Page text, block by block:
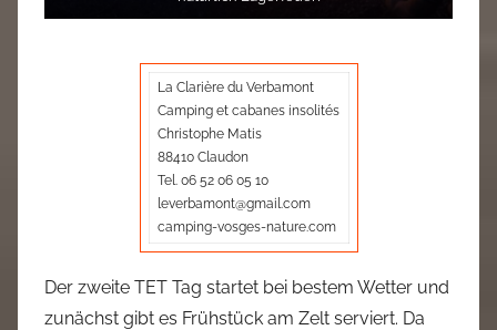
La Clarière du Verbamont
Camping et cabanes insolités
Christophe Matis
88410 Claudon
Tel. 06 52 06 05 10
leverbamont@gmail.com
camping-vosges-nature.com
Der zweite TET Tag startet bei bestem Wetter und
zunächst gibt es Frühstück am Zelt serviert. Da